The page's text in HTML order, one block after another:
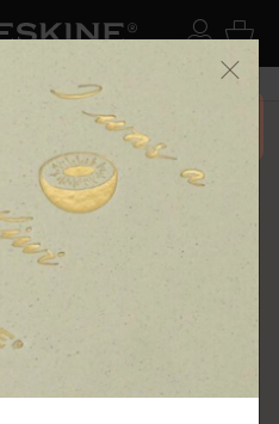
替 ログ
など) カ
入で送料無料 メニ
プ
要なすべて。